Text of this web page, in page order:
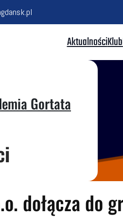
AktualnościKlub
Gortata
dołącza do